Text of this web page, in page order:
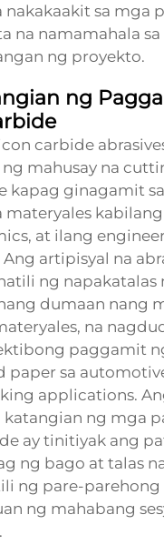
nakakaakit sa mga
na namamahala
ng proyekto.
ng
carbide
mahusay na
kapag ginagamit
materyales
at ilang
artipisyal na
ng napakatalas
dumaan nang
na
paggamit
paper sa
applications.
katangian ng mga
ay tinitiyak ang
ng bago at talas
ng pare-
ng mahabang